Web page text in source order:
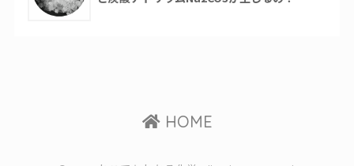
HOME